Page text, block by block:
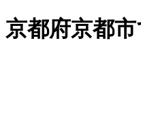
京都府京都